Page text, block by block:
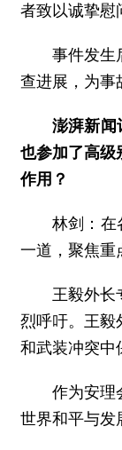
者致以诚挚慰
事件发生
查进展，为事
澎湃新闻
也参加了高级
作用？
林剑：在
一道，聚焦重
王毅外长
烈呼吁。王毅
和武装冲突中
作为安理
世界和平与发